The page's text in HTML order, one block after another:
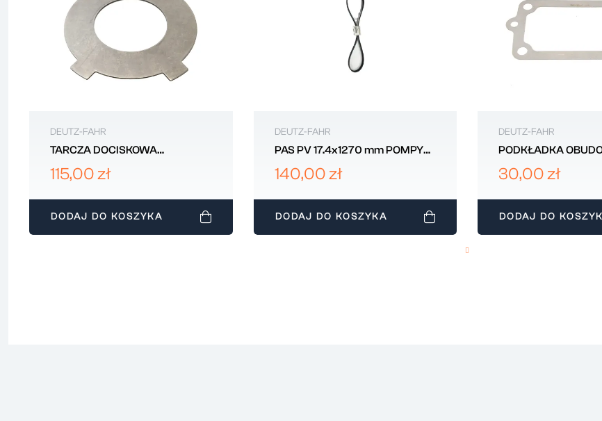
DEUTZ-FAHR
TARCZA DOCISKOWA
HAMULCOWA DEUTZ-FAHR
0.270.4351.0
115,00 zł
DODAJ DO KOSZYKA
DEUTZ-FAHR
PAS PV 17.4x1270 mm POMPY
WODY ALTERNATORA DEUTZ-
FAHR 2.4119.206.0
140,00 zł
DODAJ DO KOSZYKA
DEUTZ-FAHR
PODKŁADKA
0.50MM DEUTZ-
0.065.1968.0
30,00 zł
DODAJ DO